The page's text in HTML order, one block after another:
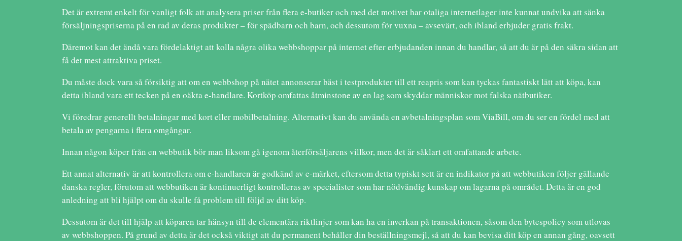
Det är extremt enkelt för vanligt folk att analysera priser från flera e-butiker och med det motivet har otaliga internetlager inte kunnat undvika att sänka
försäljningspriserna på en rad av deras produkter – för spädbarn och barn, och dessutom för vuxna – avsevärt, och ibland erbjuder gratis frakt.
Däremot kan det ändå vara fördelaktigt att kolla några olika webbshoppar på internet efter erbjudanden innan du handlar, så att du är på den säkra sidan att
få det mest attraktiva priset.
Du måste dock vara så försiktig att om en webbshop på nätet annonserar bäst i testprodukter till ett reapris som kan tyckas fantastiskt lätt att köpa, kan
detta ibland vara ett tecken på en oäkta e-handlare. Kortköp omfattas åtminstone av en lag som skyddar människor mot falska nätbutiker.
Vi föredrar generellt betalningar med kort eller mobilbetalning. Alternativt kan du använda en avbetalningsplan som ViaBill, om du ser en fördel med att
betala av pengarna i flera omgångar.
Innan någon köper från en webbutik bör man liksom gå igenom återförsäljarens villkor, men det är såklart ett omfattande arbete.
Ett annat alternativ är att kontrollera om e-handlaren är godkänd av e-märket, eftersom detta typiskt sett är en indikator på att webbutiken följer gällande
danska regler, förutom att webbutiken är kontinuerligt kontrolleras av specialister som har nödvändig kunskap om lagarna på området. Detta är en god
anledning att bli hjälpt om du skulle få problem till följd av ditt köp.
Dessutom är det till hjälp att köparen tar hänsyn till de elementära riktlinjer som kan ha en inverkan på transaktionen, såsom den bytespolicy som utlovas
av webbshoppen. På grund av detta är det också viktigt att du permanent behåller din beställningsmejl, så att du kan bevisa ditt köp en annan gång, oavsett